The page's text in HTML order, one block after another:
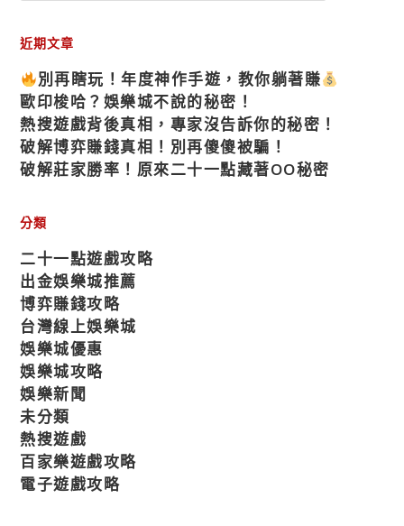
近期文章
別再瞎玩！年度神作手遊，教你躺著賺
歐印梭哈？娛樂城不說的秘密！
熱搜遊戲背後真相，專家沒告訴你的秘密！
破解博弈賺錢真相！別再傻傻被騙！
破解莊家勝率！原來二十一點藏著OO秘密
分類
二十一點遊戲攻略
出金娛樂城推薦
博弈賺錢攻略
台灣線上娛樂城
娛樂城優惠
娛樂城攻略
娛樂新聞
未分類
熱搜遊戲
百家樂遊戲攻略
電子遊戲攻略